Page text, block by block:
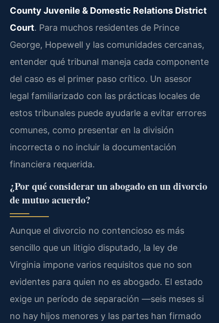
County Juvenile & Domestic Relations District
Court. Para muchos residentes de Prince
George, Hopewell y las comunidades cercanas,
entender qué tribunal maneja cada componente
del caso es el primer paso crítico. Un asesor
legal familiarizado con las prácticas locales de
estos tribunales puede ayudarle a evitar errores
comunes, como presentar en la división
incorrecta o no incluir la documentación
financiera requerida.
¿Por qué considerar un abogado en un divorcio
de mutuo acuerdo?
Aunque el divorcio no contencioso es más
sencillo que un litigio disputado, la ley de
Virginia impone varios requisitos que no son
evidentes para quien no es abogado. El estado
exige un período de separación —seis meses si
no hay hijos menores y las partes han firmado